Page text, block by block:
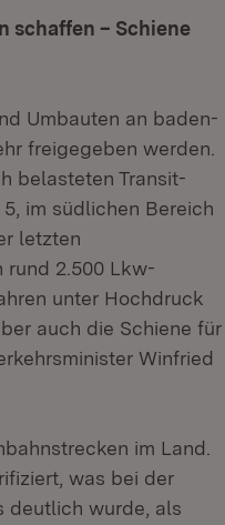
– Schiene
Umbauten an baden-
freigegeben werden.
belasteten Transit-
im südlichen Bereich
letzten
rund 2.500 Lkw-
unter Hochdruck
auch die Schiene für
Winfried
im Land.
was bei der
deutlich wurde, als